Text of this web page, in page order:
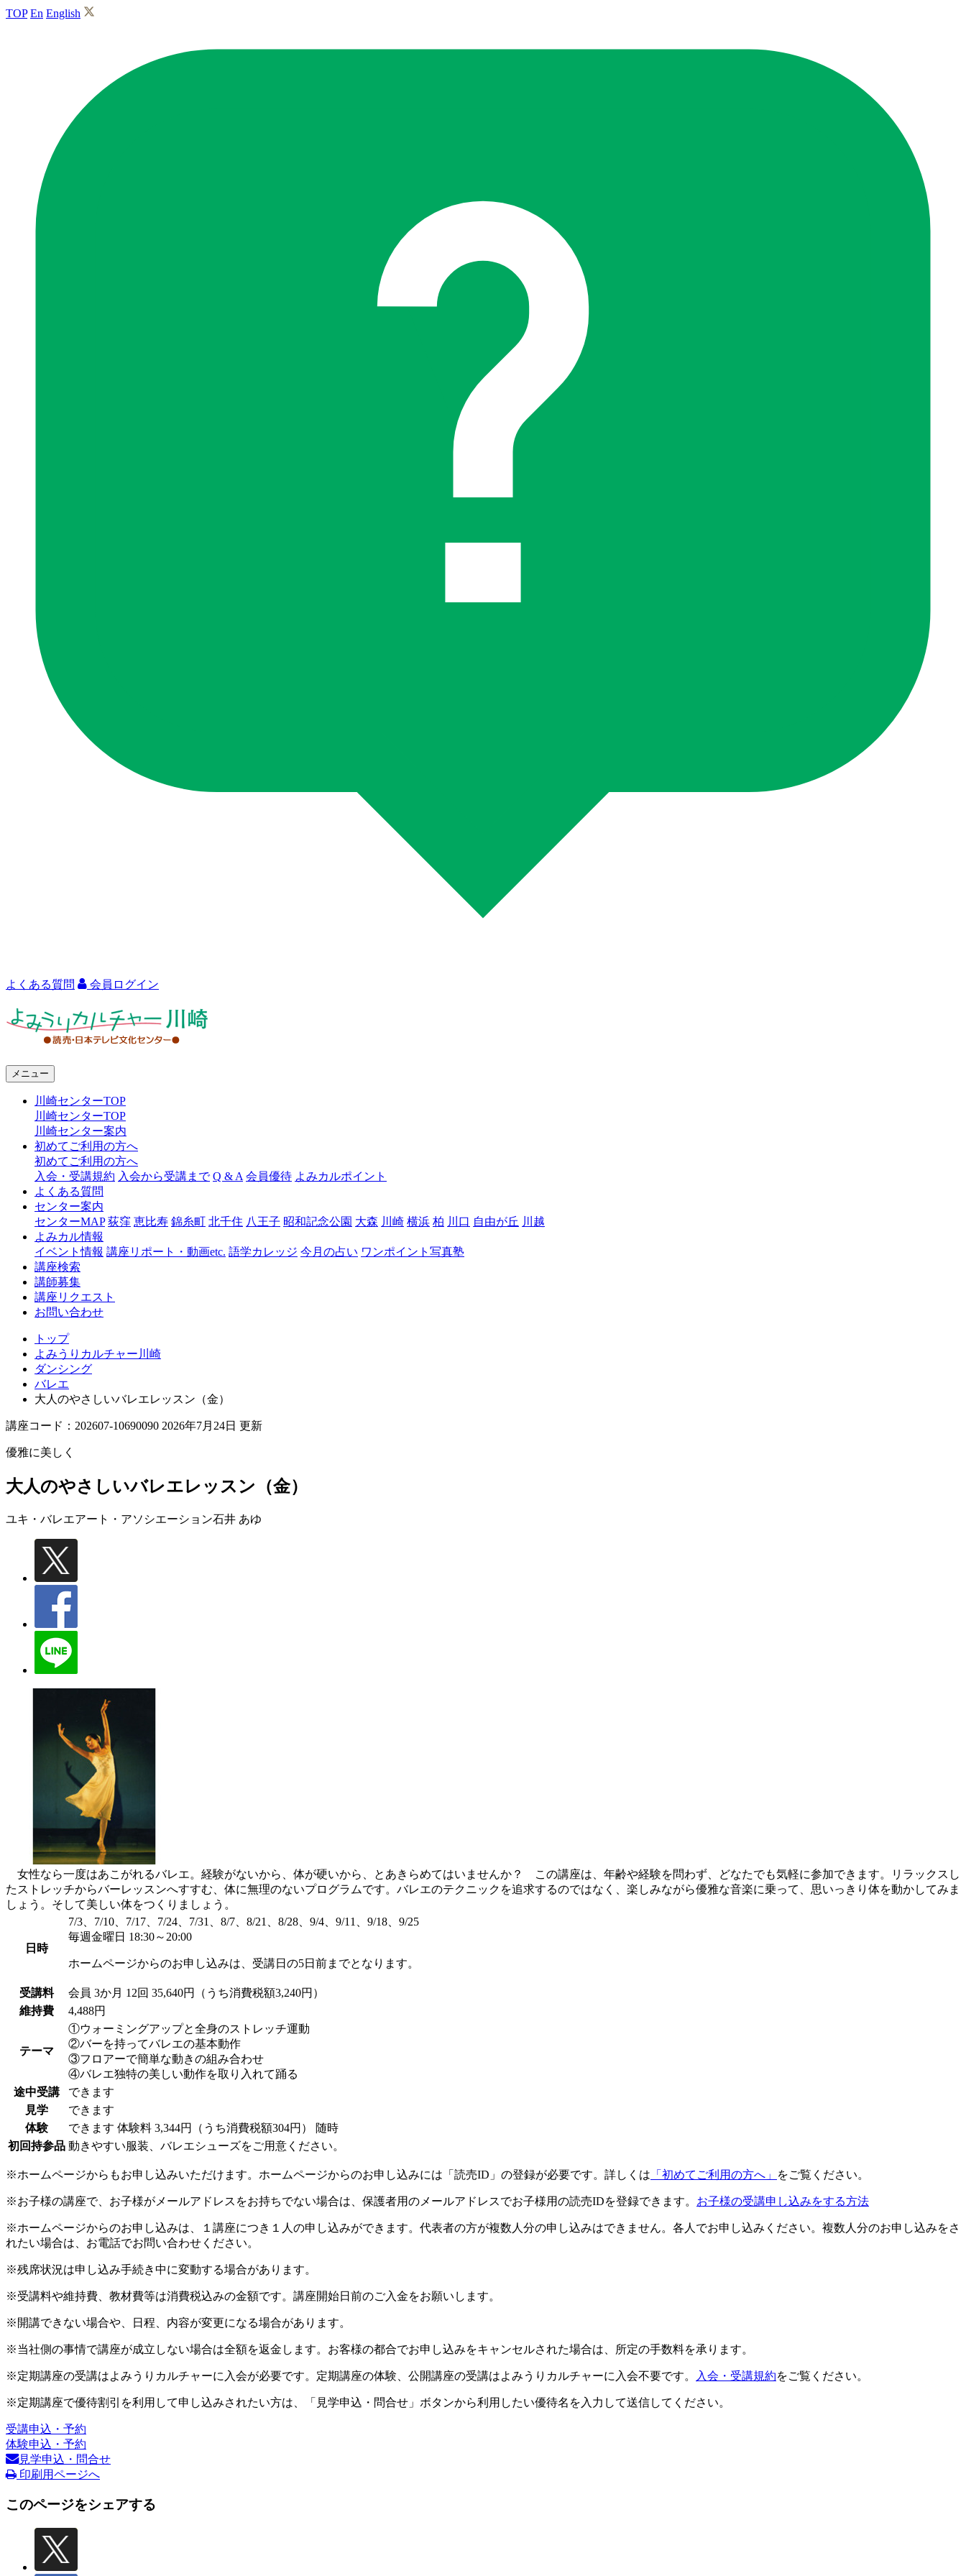
TOP En English
よくある質問 会員ログイン
ャ
川
崎
メニュー
川崎センターTOP
川崎センターTOP
川崎センター案内
初めてご利用の方へ
初めてご利用の方へ
入会・受講規約 入会から受講まで Q & A 会員優待 よみカルポイント
よくある質問
センター案内
センターMAP 荻窪 恵比寿 錦糸町 北千住 八王子 昭和記念公園 大森 川崎 横浜 柏 川口 自由が丘 川越
よみカル情報
イベント情報 講座リポート・動画etc. 語学カレッジ 今月の占い ワンポイント写真塾
講座検索
講師募集
講座リクエスト
お問い合わせ
トップ
よみうりカルチャー川崎
ダンシング
バレエ
大人のやさしいバレエレッスン（金）
講座コード：202607-10690090 2026年7月24日 更新
優雅に美しく
大人のやさしいバレエレッスン（金）
ユキ・バレエアート・アソシエーション石井 あゆ
女性なら一度はあこがれるバレエ。経験がないから、体が硬いから、とあきらめてはいませんか？ この講座は、年齢や経験を問わず、どなたでも気軽に参加できます。リラックスし
たストレッチからバーレッスンへすすむ、体に無理のないプログラムです。バレエのテクニックを追求するのではなく、楽しみながら優雅な音楽に乗って、思いっきり体を動かしてみま
しょう。そして美しい体をつくりましょう。
日時
7/3、7/10、7/17、7/24、7/31、8/7、8/21、8/28、9/4、9/11、9/18、9/25
毎週金曜日 18:30～20:00
ホームページからのお申し込みは、受講日の5日前までとなります。
受講料 会員 3か月 12回 35,640円（うち消費税額3,240円）
維持費
4,488円
テーマ
①ウォーミングアップと全身のストレッチ運動
②バーを持ってバレエの基本動作
③フロアーで簡単な動きの組み合わせ
④バレエ独特の美しい動作を取り入れて踊る
途中受講
できます
見学
できます
体験
できます 体験料 3,344円（うち消費税額304円）
随時
初回持参品 動きやすい服装、バレエシューズをご用意ください。
※ホームページからもお申し込みいただけます。ホームページからのお申し込みには「読売ID」の登録が必要です。詳しくは 「初めてご利用の方へ」 をご覧ください。
※お子様の講座で、お子様がメールアドレスをお持ちでない場合は、保護者用のメールアドレスでお子様用の読売IDを登録できます。 お子様の受講申し込みをする方法
※ホームページからのお申し込みは、１講座につき１人の申し込みができます。代表者の方が複数人分の申し込みはできません。各人でお申し込みください。複数人分のお申し込みをさ
れたい場合は、お電話でお問い合わせください。
※残席状況は申し込み手続き中に変動する場合があります。
※受講料や維持費、教材費等は消費税込みの金額です。講座開始日前のご入金をお願いします。
※開講できない場合や、日程、内容が変更になる場合があります。
※当社側の事情で講座が成立しない場合は全額を返金します。お客様の都合でお申し込みをキャンセルされた場合は、所定の手数料を承ります。
※定期講座の受講はよみうりカルチャーに入会が必要です。定期講座の体験、公開講座の受講はよみうりカルチャーに入会不要です。 入会・受講規約をご覧ください。
※定期講座で優待割引を利用して申し込みされたい方は、「見学申込・問合せ」ボタンから利用したい優待名を入力して送信してください。
受講申込・予約
体験申込・予約
見学申込・問合せ
印刷用ページへ
このページをシェアする